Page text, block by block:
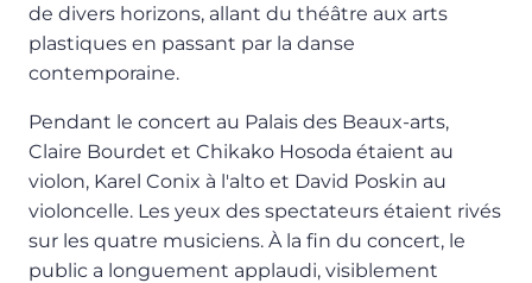
de divers horizons, allant du théâtre aux arts
plastiques en passant par la danse
contemporaine.
Pendant le concert au Palais des Beaux-arts,
Claire Bourdet et Chikako Hosoda étaient au
violon, Karel Conix à l'alto et David Poskin au
violoncelle. Les yeux des spectateurs étaient rivés
sur les quatre musiciens. À la fin du concert, le
public a longuement applaudi, visiblement